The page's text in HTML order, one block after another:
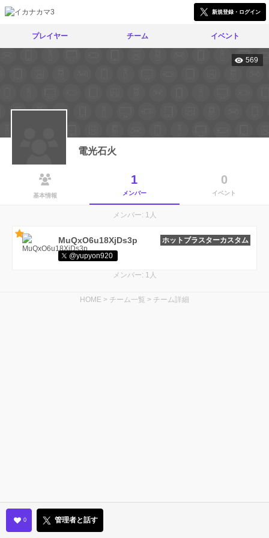
新規登録・ログイン
プレイヤー チーム イベント
569
電光石火
基本情報
1
メンバー
0
イベント
メンバー: 1人
MuQxO6u18XjDs3p
ホットブラスターカスタム
@yupyon920
メンバー: 1人
HOME > チーム一覧 > チーム詳細
0 管理者と話す